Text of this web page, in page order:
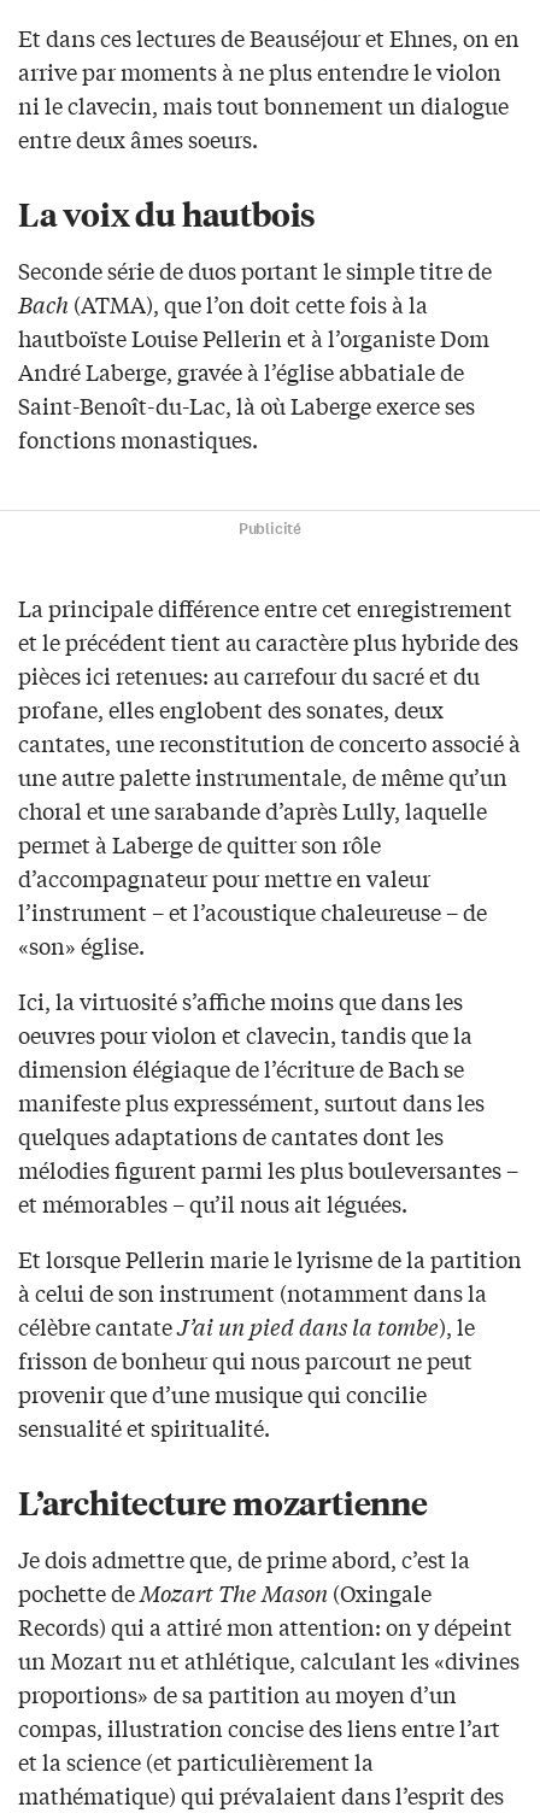
Et dans ces lectures de Beauséjour et Ehnes, on en
arrive par moments à ne plus entendre le violon
ni le clavecin, mais tout bonnement un dialogue
entre deux âmes soeurs.
La voix du hautbois
Seconde série de duos portant le simple titre de
Bach (ATMA), que l’on doit cette fois à la
hautboïste Louise Pellerin et à l’organiste Dom
André Laberge, gravée à l’église abbatiale de
Saint-Benoît-du-Lac, là où Laberge exerce ses
fonctions monastiques.
Publicité
La principale différence entre cet enregistrement
et le précédent tient au caractère plus hybride des
pièces ici retenues: au carrefour du sacré et du
profane, elles englobent des sonates, deux
cantates, une reconstitution de concerto associé à
une autre palette instrumentale, de même qu’un
choral et une sarabande d’après Lully, laquelle
permet à Laberge de quitter son rôle
d’accompagnateur pour mettre en valeur
l’instrument – et l’acoustique chaleureuse – de
«son» église.
Ici, la virtuosité s’affiche moins que dans les
oeuvres pour violon et clavecin, tandis que la
dimension élégiaque de l’écriture de Bach se
manifeste plus expressément, surtout dans les
quelques adaptations de cantates dont les
mélodies figurent parmi les plus bouleversantes –
et mémorables – qu’il nous ait léguées.
Et lorsque Pellerin marie le lyrisme de la partition
à celui de son instrument (notamment dans la
célèbre cantateJ’ai un pied dans la tombe), le
frisson de bonheur qui nous parcourt ne peut
provenir que d’une musique qui concilie
sensualité et spiritualité.
L’architecture mozartienne
Je dois admettre que, de prime abord, c’est la
pochette deMozart The Mason(Oxingale
Records) qui a attiré mon attention: on y dépeint
un Mozart nu et athlétique, calculant les «divines
proportions» de sa partition au moyen d’un
compas, illustration concise des liens entre l’art
et la science (et particulièrement la
mathématique) qui prévalaient dans l’esprit des